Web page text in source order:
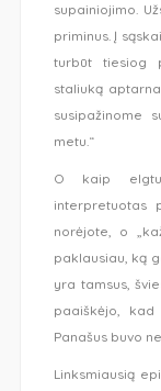
supainiojimo.
priminus. Į
turbūt tiesiog
staliuką
susipažinome
metu.“
O kaip
interpretuotas
norėjote, o
paklausiau, ką
yra tamsus,
paaiškėjo, kad
Panašus buvo
Linksmiausią